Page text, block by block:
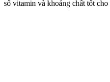
số vitamin và khoáng chất tốt cho